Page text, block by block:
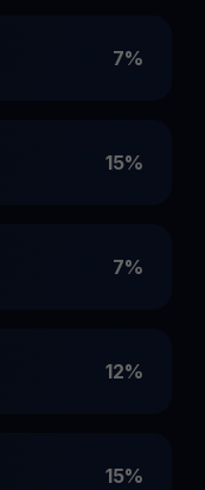
7%
15%
7%
12%
15%